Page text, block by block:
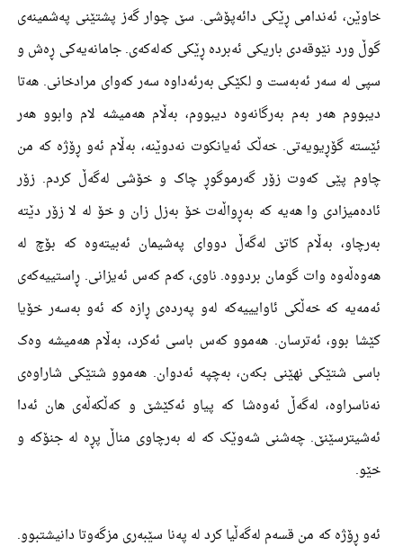
خاوێن، ئەندامی ڕێکی دائەپۆشی. سێ چوار گەز پشتێنی پەشمینەی
گوڵ ورد نێوقەدی باریکی ئەبردە ڕێکی کەلەکەی. جامانەیەکی ڕەش و
سپی لە سەر ئەبەست و لکێکی بەرئەداوە سەر کەوای مرادخانی. ھەتا
دیبووم ھەر بەم بەرگانەوە دیبووم، بەڵام ھەمیشە لام وابوو ھەر
ئێستە گۆڕیویەتی. خەڵک ئەیانکوت نەدوێنە، بەڵام ئەو ڕۆژە کە من
چاوم پێی کەوت زۆر گەرموگوڕ چاک و خۆشی لەگەڵ کردم. زۆر
ئادەمیزادی وا ھەیە کە بەڕواڵەت خۆ بەزل زان و خۆ لە لا زۆر دێتە
بەرچاو، بەڵام کاتێ لەگەڵ دووای پەشیمان ئەبیتەوە کە بۆچ لە
ھەوەڵەوە وات گومان بردووە. ناوی، کەم کەس ئەیزانی. ڕاستییەکەی
ئەمەیە کە خەڵکی ئاوایییەکە لەو پەردەی ڕازە کە ئەو بەسەر خۆیا
کێشا بوو، ئەترسان. ھەموو کەس باسی ئەکرد، بەڵام ھەمیشە وەک
باسی شتێکی نھێنی بکەن، بەچپە ئەدوان. ھەموو شتێکی شاراوەی
نەناسراوە، لەگەڵ ئەوەشا کە پیاو ئەکێشێ و کەڵکەڵەی ھان ئەدا
ئەشیترسێنێ. چەشنی شەوێک کە لە بەرچاوی مناڵ پڕە لە جنۆکە و
خێو.
ئەو ڕۆژە کە من قسەم لەگەڵیا کرد لە پەنا سێبەری مزگەوتا دانیشتبوو.